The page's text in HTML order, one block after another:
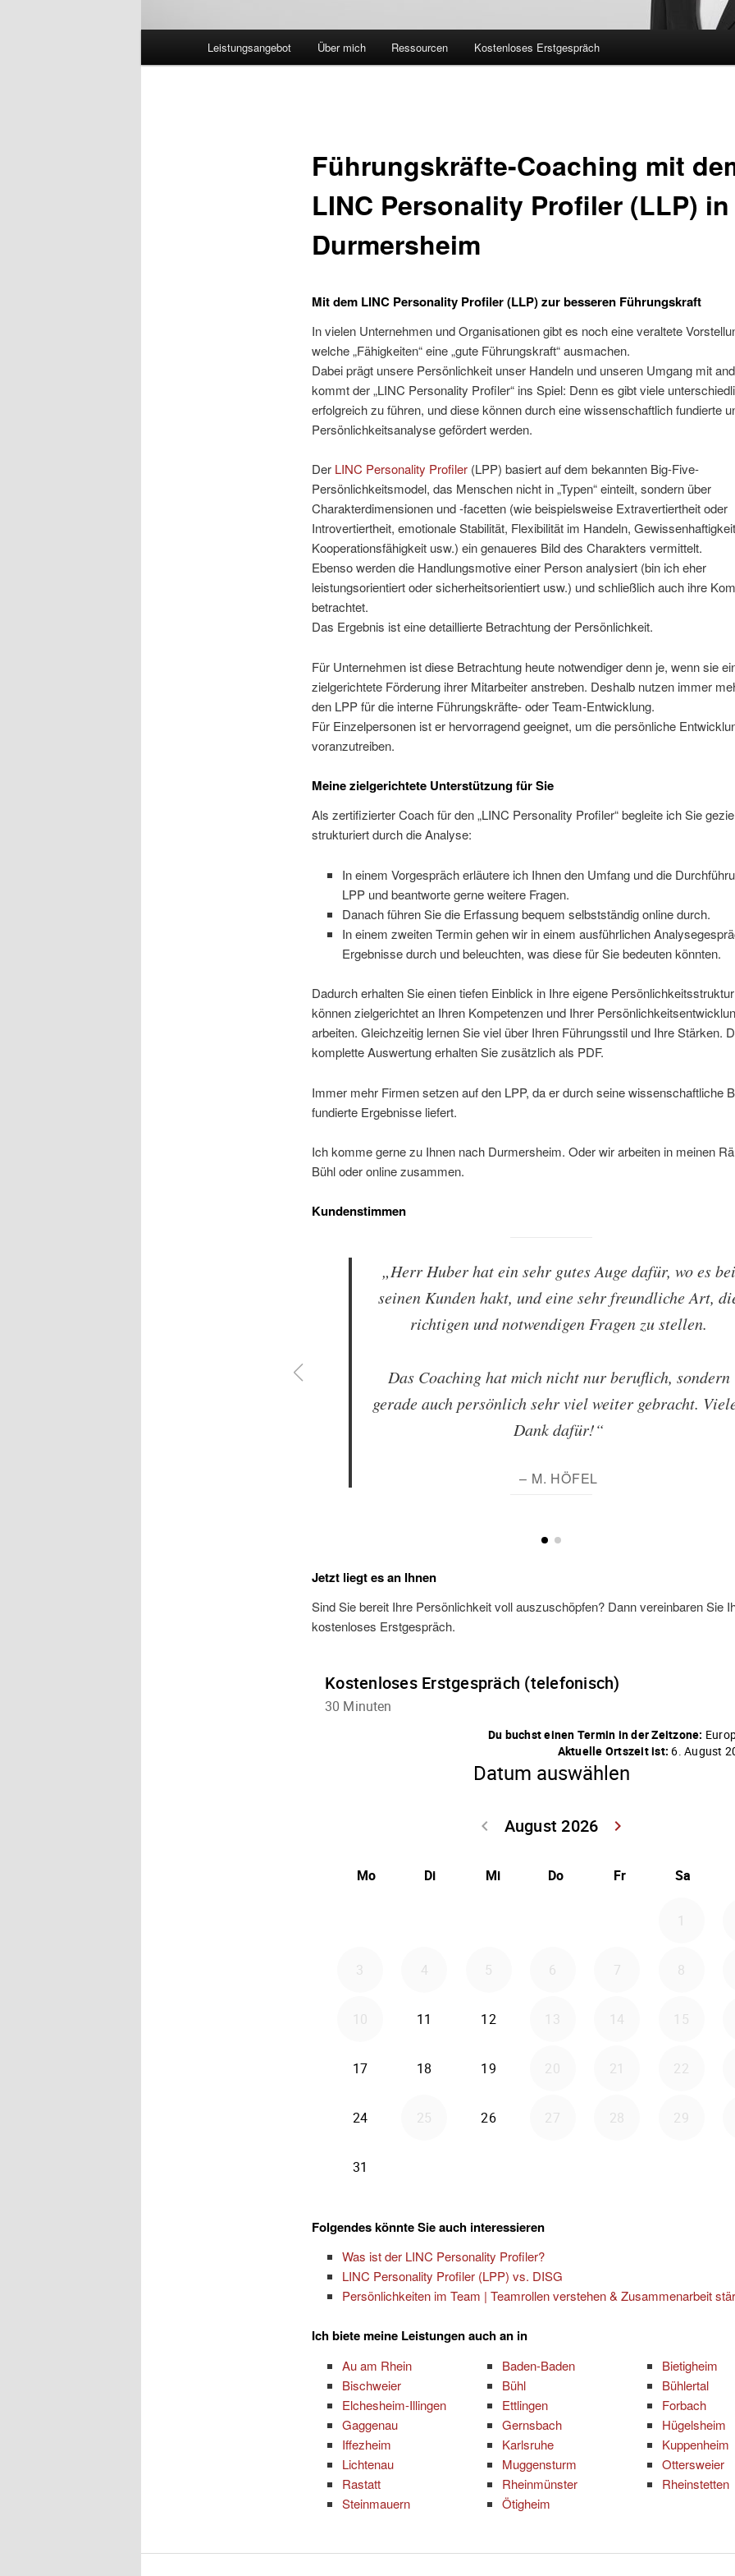
Leistungsangebot Über mich Ressourcen Kostenloses Erstgespräch
Führungskräfte-Coaching mit
LINC Personality Profiler (LLP) in
Durmersheim
Mit dem LINC Personality Profiler (LLP) zur besseren Führungskraft
In vielen Unternehmen und Organisationen gibt es noch eine veraltete
welche „Fähigkeiten“ eine „gute Führungskraft“ ausmachen.
Dabei prägt unsere Persönlichkeit unser Handeln und unseren Umgang mit
kommt der „LINC Personality Profiler“ ins Spiel: Denn es gibt viele
erfolgreich zu führen, und diese können durch eine wissenschaftlich fundierte
Persönlichkeitsanalyse gefördert werden.
Der LINC Personality Profiler(LPP) basiert auf dem bekannten Big-Five-
Persönlichkeitsmodel, das Menschen nicht in „Typen“ einteilt, sondern über
Charakterdimensionen und -facetten (wie beispielsweise Extravertiertheit oder
Introvertiertheit, emotionale Stabilität, Flexibilität im Handeln,
Kooperationsfähigkeit usw.) ein genaueres Bild des Charakters vermittelt.
Ebenso werden die Handlungsmotive einer Person analysiert (bin ich eher
leistungsorientiert oder sicherheitsorientiert usw.) und schließlich auch ihre
betrachtet.
Das Ergebnis ist eine detaillierte Betrachtung der Persönlichkeit.
Für Unternehmen ist diese Betrachtung heute notwendiger denn je, wenn sie
zielgerichtete Förderung ihrer Mitarbeiter anstreben. Deshalb nutzen immer
den LPP für die interne Führungskräfte- oder Team-Entwicklung.
Für Einzelpersonen ist er hervorragend geeignet, um die persönliche
voranzutreiben.
Meine zielgerichtete Unterstützung für Sie
Als zertifizierter Coach für den „LINC Personality Profiler“ begleite ich Sie
strukturiert durch die Analyse:
In einem Vorgespräch erläutere ich Ihnen den Umfang und die
LPP und beantworte gerne weitere Fragen.
Danach führen Sie die Erfassung bequem selbstständig online durch.
In einem zweiten Termin gehen wir in einem ausführlichen
Ergebnisse durch und beleuchten, was diese für Sie bedeuten könnten.
Dadurch erhalten Sie einen tiefen Einblick in Ihre eigene
können zielgerichtet an Ihren Kompetenzen und Ihrer
arbeiten. Gleichzeitig lernen Sie viel über Ihren Führungsstil und Ihre Stärken.
komplette Auswertung erhalten Sie zusätzlich als PDF.
Immer mehr Firmen setzen auf den LPP, da er durch seine wissenschaftliche
fundierte Ergebnisse liefert.
Ich komme gerne zu Ihnen nach Durmersheim. Oder wir arbeiten in meinen
Bühl oder online zusammen.
Kundenstimmen
„Herr Huber hat ein sehr gutes Auge dafür, wo es
seinen Kunden hakt, und eine sehr freundliche Art,
richtigen und notwendigen Fragen zu stellen.
Das Coaching hat mich nicht nur beruflich, sondern
gerade auch persönlich sehr viel weiter gebracht.
Dank dafür!“
– M. HÖFEL
Jetzt liegt es an Ihnen
Sind Sie bereit Ihre Persönlichkeit voll auszuschöpfen? Dann vereinbaren Sie
kostenloses Erstgespräch.
Folgendes könnte Sie auch interessieren
Was ist der LINC Personality Profiler?
LINC Personality Profiler (LPP) vs. DISG
Persönlichkeiten im Team | Teamrollen verstehen & Zusammenarbeit
Ich biete meine Leistungen auch an in
Au am Rhein
Bischweier
Elchesheim-Illingen
Gaggenau
Iffezheim
Lichtenau
Rastatt
Steinmauern
Baden-Baden
Bühl
Ettlingen
Gernsbach
Karlsruhe
Muggensturm
Rheinmünster
Ötigheim
Bietigheim
Bühlertal
Forbach
Hügelsheim
Kuppenheim
Ottersweier
Rheinstetten